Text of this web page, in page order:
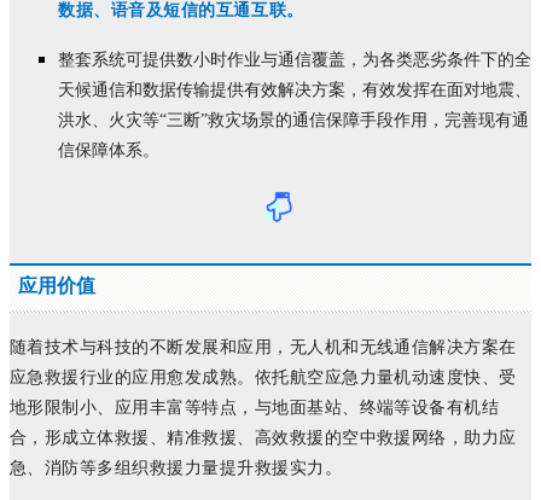
数据、语音及短信的互通互联。
整套系统可提供数小时作业与通信覆盖，为各类恶劣条件下的全
天候通信和数据传输提供有效解决方案，有效发挥在面对地震、
洪水、火灾等“三断”救灾场景的通信保障手段作用，完善现有通
信保障体系。
应用价值
随着技术与科技的不断发展和应用，无人机和无线通信解决方案在
应急救援行业的应用愈发成熟。 依托航空应急力量机动速度快、受
地形限制小、应用丰富等特点，与地面基站、终端等设备有机结
合，形成立体救援、精准救援、高效救援的空中救援网络，助力应
急、消防等多组织救援力量提升救援实力。